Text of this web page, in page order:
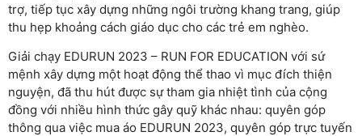
trợ, tiếp tục xây dựng những ngôi trường khang trang, giúp
thu hẹp khoảng cách giáo dục cho các trẻ em nghèo.
Giải chạy EDURUN 2023 – RUN FOR EDUCATION với sứ
mệnh xây dựng một hoạt động thể thao vì mục đích thiện
nguyện, đã thu hút được sự tham gia nhiệt tình của cộng
đồng với nhiều hình thức gây quỹ khác nhau: quyên góp
thông qua việc mua áo EDURUN 2023, quyên góp trực tuyến